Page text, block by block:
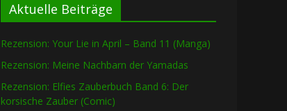
Aktuelle Beiträge
Rezension: Your Lie in April – Band 11 (Manga)
Rezension: Meine Nachbarn der Yamadas
Rezension: Elfies Zauberbuch Band 6: Der
korsische Zauber (Comic)